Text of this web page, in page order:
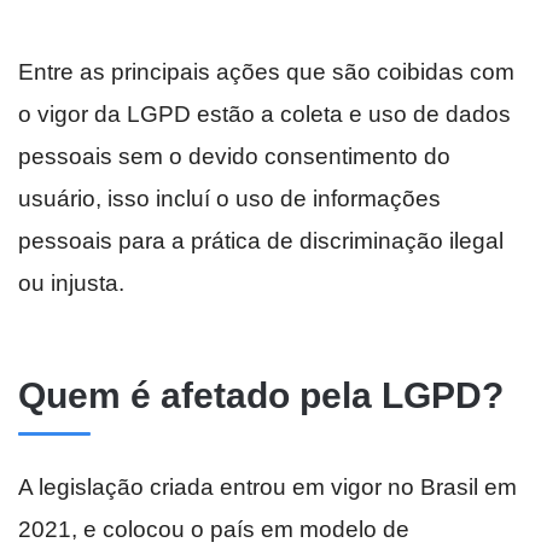
Entre as principais ações que são coibidas com
o vigor da LGPD estão a coleta e uso de dados
pessoais sem o devido consentimento do
usuário, isso incluí o uso de informações
pessoais para a prática de discriminação ilegal
ou injusta.
Quem é afetado pela LGPD?
A legislação criada entrou em vigor no Brasil em
2021, e colocou o país em modelo de